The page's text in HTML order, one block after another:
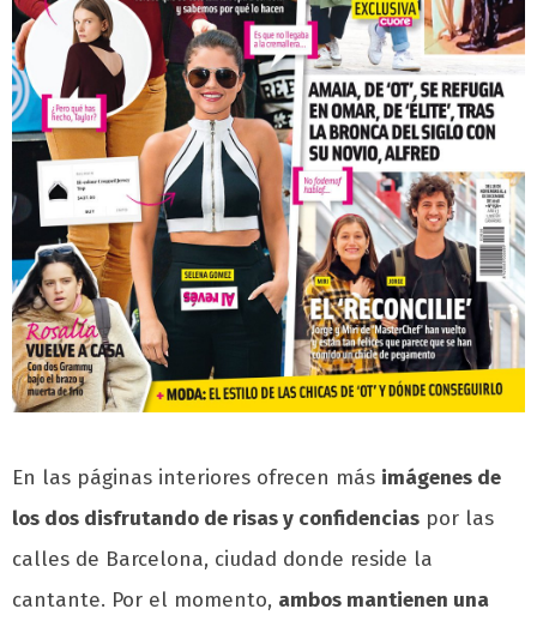
En las páginas interiores ofrecen más imágenes de
los dos disfrutando de risas y confidencias por las
calles de Barcelona, ciudad donde reside la
cantante. Por el momento, ambos mantienen una